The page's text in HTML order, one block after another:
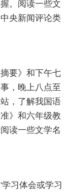
。阅读一些文
央新闻评论类
要》和下午七
，晚上八点至
，了解我国语
》和六年级教
读一些文学名
习体会或学习